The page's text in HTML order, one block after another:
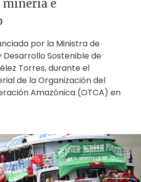
minería e
por la Ministra de
Desarrollo Sostenible de
Torres, durante el
de la Organización del
Amazónica (OTCA) en